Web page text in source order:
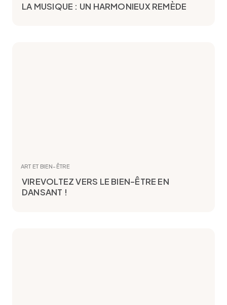
LA MUSIQUE : UN HARMONIEUX REMÈDE
ART ET BIEN-ÊTRE
VIREVOLTEZ VERS LE BIEN-ÊTRE EN
DANSANT !